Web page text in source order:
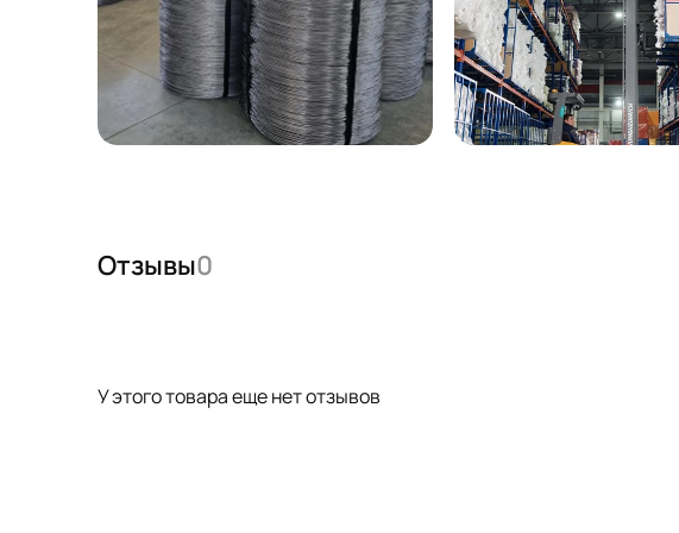
Отзывы0
У этого товара еще нет отзывов